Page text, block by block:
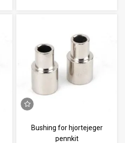
Bushing for hjortejeger
pennkit